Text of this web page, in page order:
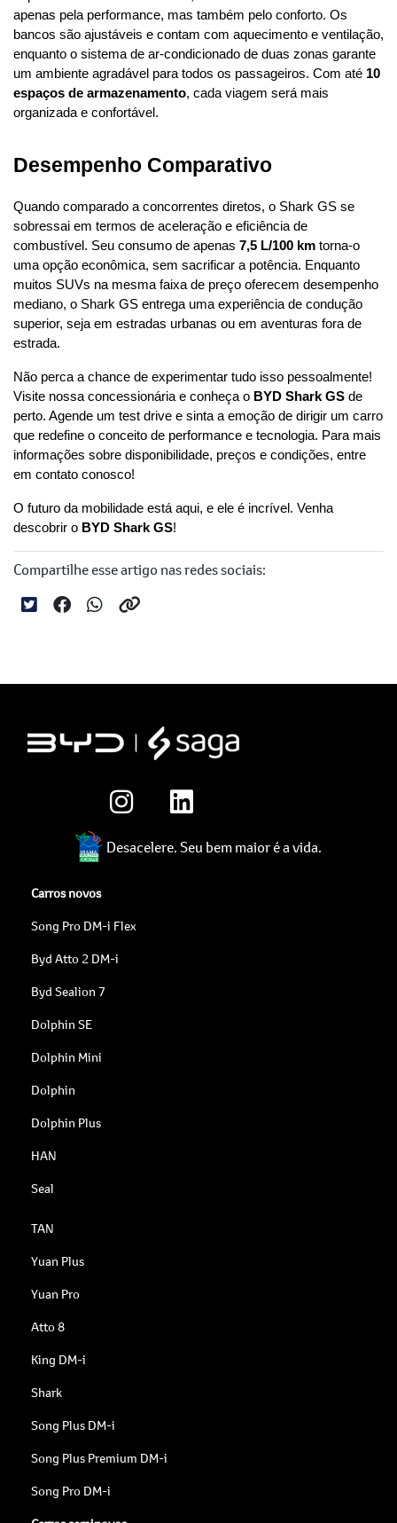
apenas pela performance, mas também pelo conforto. Os
bancos são ajustáveis e contam com aquecimento e ventilação,
enquanto o sistema de ar-condicionado de duas zonas garante
um ambiente agradável para todos os passageiros. Com até 10
espaços de armazenamento, cada viagem será mais
organizada e confortável.
Desempenho Comparativo
Quando comparado a concorrentes diretos, o Shark GS se
sobressai em termos de aceleração e eficiência de
combustível. Seu consumo de apenas 7,5 L/100 km torna-o
uma opção econômica, sem sacrificar a potência. Enquanto
muitos SUVs na mesma faixa de preço oferecem desempenho
mediano, o Shark GS entrega uma experiência de condução
superior, seja em estradas urbanas ou em aventuras fora de
estrada.
Não perca a chance de experimentar tudo isso pessoalmente!
Visite nossa concessionária e conheça o BYD Shark GS de
perto. Agende um test drive e sinta a emoção de dirigir um carro
que redefine o conceito de performance e tecnologia. Para mais
informações sobre disponibilidade, preços e condições, entre
em contato conosco!
O futuro da mobilidade está aqui, e ele é incrível. Venha
descobrir o BYD Shark GS!
Compartilhe esse artigo nas redes sociais:
Desacelere. Seu bem maior é a vida.
Carros novos
Song Pro DM-i Flex
Byd Atto 2 DM-i
Byd Sealion 7
Dolphin SE
Dolphin Mini
Dolphin
Dolphin Plus
HAN
Seal
TAN
Yuan Plus
Yuan Pro
Atto 8
King DM-i
Shark
Song Plus DM-i
Song Plus Premium DM-i
Song Pro DM-i